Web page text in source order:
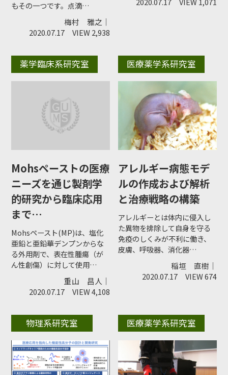
もその一つです。点滴…
梅村 雅之｜
2020.07.17
VIEW 2,938
薬学臨床系研究室
Mohsペーストの医療
ニーズを通じ製剤学
的研究から臨床応用
まで…
Mohsペースト(MP)は、塩化
亜鉛と亜鉛華デンプンからな
る外用剤で、表在性腫瘍（が
ん性創傷）に対して使用…
重山 昌人｜
2020.07.17
VIEW 4,108
医療薬学系研究室
アレルギー病態モデ
ルの作成および解析
と治療戦略の構築
アレルギーとは体内に侵入し
た異物を排除して自身を守る
免疫のしくみが不利に働き、
皮膚、呼吸器、消化器…
稲垣 直樹｜
2020.07.17
VIEW 674
物理系研究室 医療薬学系研究室